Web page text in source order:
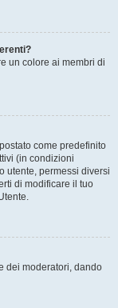
un colore ai membri di
come predefinito
(in condizioni
utente, permessi diversi
di modificare il tuo
dei moderatori, dando